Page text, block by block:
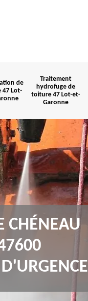
de
47 Lot-
Traitement
hydrofuge de
toiture 47 Lot-et-
Garonne
CHÉNEAU